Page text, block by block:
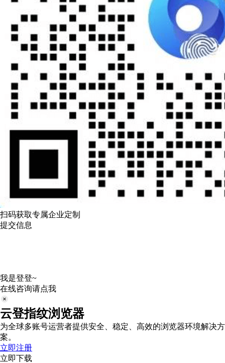
扫码获取专属企业定制
提交信息
我是登登~
在线咨询请点我
云登指纹浏览器
为全球多账号运营者提供安全、稳定、高效的浏览器环境解决方
案。
立即注册
立即下载